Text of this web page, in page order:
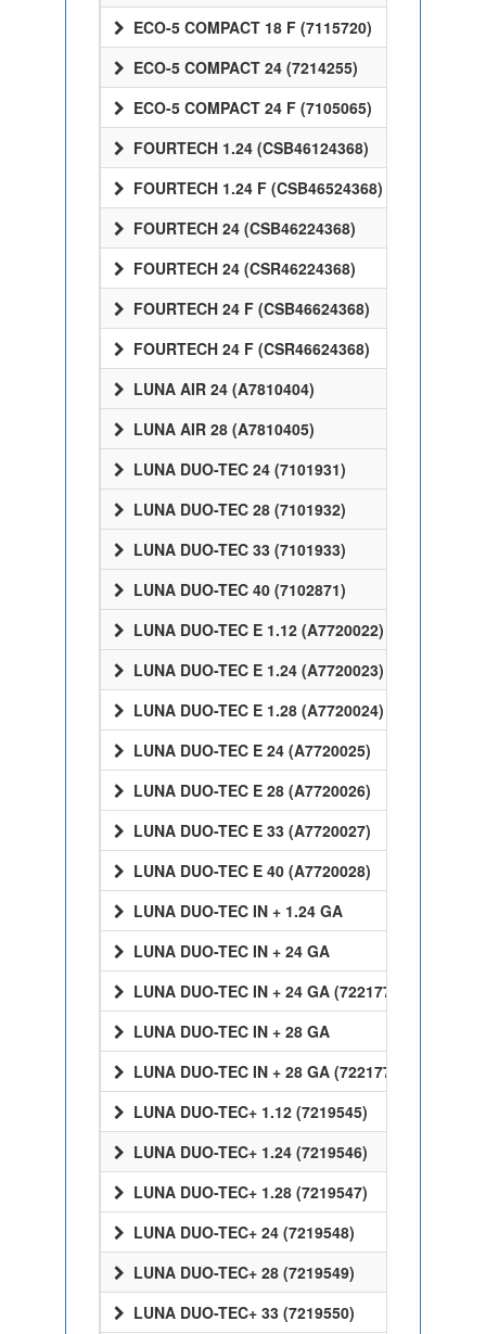
ECO-5 COMPACT 18 F (7115720)
ECO-5 COMPACT 24 (7214255)
ECO-5 COMPACT 24 F (7105065)
FOURTECH 1.24 (CSB46124368)
FOURTECH 1.24 F (CSB46524368)
FOURTECH 24 (CSB46224368)
FOURTECH 24 (CSR46224368)
FOURTECH 24 F (CSB46624368)
FOURTECH 24 F (CSR46624368)
LUNA AIR 24 (A7810404)
LUNA AIR 28 (A7810405)
LUNA DUO-TEC 24 (7101931)
LUNA DUO-TEC 28 (7101932)
LUNA DUO-TEC 33 (7101933)
LUNA DUO-TEC 40 (7102871)
LUNA DUO-TEC E 1.12 (A7720022)
LUNA DUO-TEC E 1.24 (A7720023)
LUNA DUO-TEC E 1.28 (A7720024)
LUNA DUO-TEC E 24 (A7720025)
LUNA DUO-TEC E 28 (A7720026)
LUNA DUO-TEC E 33 (A7720027)
LUNA DUO-TEC E 40 (A7720028)
LUNA DUO-TEC IN + 1.24 GA
LUNA DUO-TEC IN + 24 GA
LUNA DUO-TEC IN + 24 GA (7221770)
LUNA DUO-TEC IN + 28 GA
LUNA DUO-TEC IN + 28 GA (7221772)
LUNA DUO-TEC+ 1.12 (7219545)
LUNA DUO-TEC+ 1.24 (7219546)
LUNA DUO-TEC+ 1.28 (7219547)
LUNA DUO-TEC+ 24 (7219548)
LUNA DUO-TEC+ 28 (7219549)
LUNA DUO-TEC+ 33 (7219550)